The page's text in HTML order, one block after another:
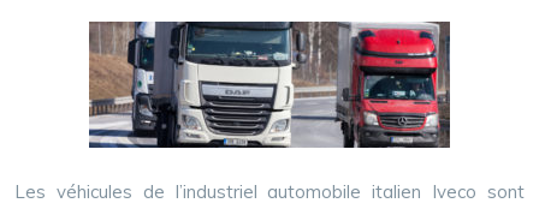
Les véhicules de l’industriel automobile italien Iveco sont